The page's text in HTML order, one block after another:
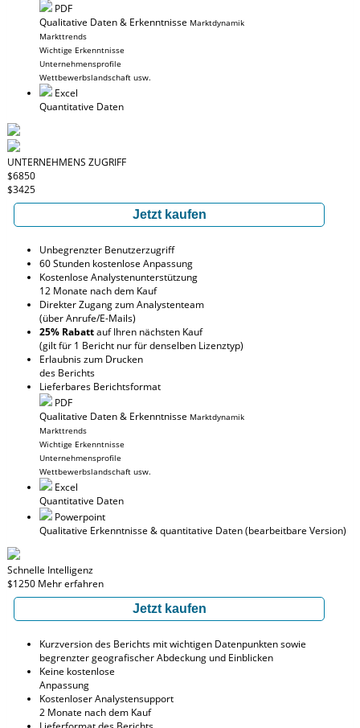
PDF
Qualitative Daten & Erkenntnisse Marktdynamik
Markttrends
Wichtige Erkenntnisse
Unternehmensprofile
Wettbewerbslandschaft usw.
Excel
Quantitative Daten
UNTERNEHMENS ZUGRIFF
$6850
$3425
Jetzt kaufen
Unbegrenzter Benutzerzugriff
60 Stunden kostenlose Anpassung
Kostenlose Analystenunterstützung
12 Monate nach dem Kauf
Direkter Zugang zum Analystenteam
(über Anrufe/E-Mails)
25% Rabattauf Ihren nächsten Kauf
(gilt für 1 Bericht nur für denselben Lizenztyp)
Erlaubnis zum Drucken
des Berichts
Lieferbares Berichtsformat
PDF
Qualitative Daten & Erkenntnisse Marktdynamik
Markttrends
Wichtige Erkenntnisse
Unternehmensprofile
Wettbewerbslandschaft usw.
Excel
Quantitative Daten
Powerpoint
Qualitative Erkenntnisse & quantitative Daten(bearbeitbare Version)
Schnelle Intelligenz
$1250 Mehr erfahren
Jetzt kaufen
Kurzversion des Berichts mit wichtigen Datenpunkten sowie
begrenzter geografischer Abdeckung und Einblicken
Keine kostenlose
Anpassung
Kostenloser Analystensupport
2 Monate nach dem Kauf